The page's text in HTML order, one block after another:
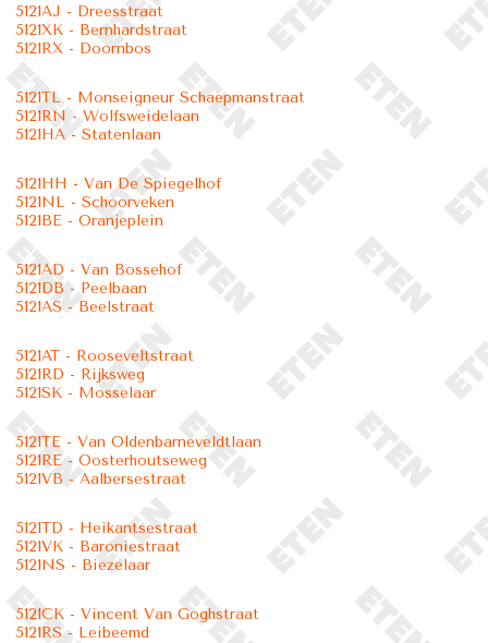
5121AJ - Dreesstraat
5121XK - Bernhardstraat
5121RX - Doornbos
5121TL - Monseigneur Schaepmanstraat
5121RN - Wolfsweidelaan
5121HA - Statenlaan
5121HH - Van De Spiegelhof
5121NL - Schoorveken
5121BE - Oranjeplein
5121AD - Van Bossehof
5121DB - Peelbaan
5121AS - Beelstraat
5121AT - Rooseveltstraat
5121RD - Rijksweg
5121SK - Mosselaar
5121TE - Van Oldenbarneveldtlaan
5121RE - Oosterhoutseweg
5121VB - Aalbersestraat
5121TD - Heikantsestraat
5121VK - Baroniestraat
5121NS - Biezelaar
5121CK - Vincent Van Goghstraat
5121RS - Leibeemd